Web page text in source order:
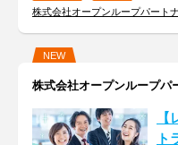
株式会社オープンループパート
NEW
株式会社オープンループパ